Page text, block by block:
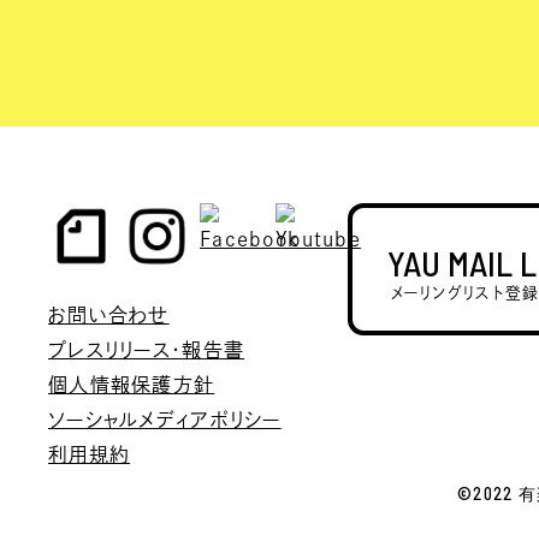
YAU MAIL
メーリングリスト登
お問い合わせ
プレスリリース・報告書
個人情報保護方針
ソーシャルメディアポリシー
利用規約
©2022 有